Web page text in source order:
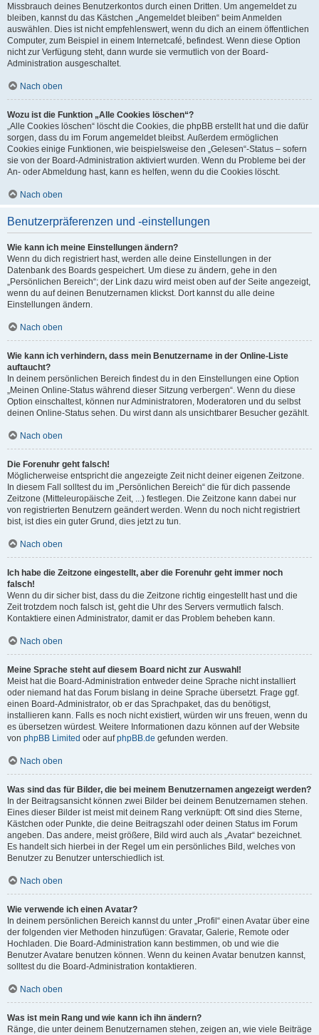
Missbrauch deines Benutzerkontos durch einen Dritten. Um angemeldet zu
bleiben, kannst du das Kästchen „Angemeldet bleiben“ beim Anmelden
auswählen. Dies ist nicht empfehlenswert, wenn du dich an einem öffentlichen
Computer, zum Beispiel in einem Internetcafé, befindest. Wenn diese Option
nicht zur Verfügung steht, dann wurde sie vermutlich von der Board-
Administration ausgeschaltet.
Nach oben
Wozu ist die Funktion „Alle Cookies löschen“?
„Alle Cookies löschen“ löscht die Cookies, die phpBB erstellt hat und die dafür
sorgen, dass du im Forum angemeldet bleibst. Außerdem ermöglichen
Cookies einige Funktionen, wie beispielsweise den „Gelesen“-Status – sofern
sie von der Board-Administration aktiviert wurden. Wenn du Probleme bei der
An- oder Abmeldung hast, kann es helfen, wenn du die Cookies löscht.
Nach oben
Benutzerpräferenzen und -einstellungen
Wie kann ich meine Einstellungen ändern?
Wenn du dich registriert hast, werden alle deine Einstellungen in der
Datenbank des Boards gespeichert. Um diese zu ändern, gehe in den
„Persönlichen Bereich“; der Link dazu wird meist oben auf der Seite angezeigt,
wenn du auf deinen Benutzernamen klickst. Dort kannst du alle deine
Einstellungen ändern.
Nach oben
Wie kann ich verhindern, dass mein Benutzername in der Online-Liste
auftaucht?
In deinem persönlichen Bereich findest du in den Einstellungen eine Option
„Meinen Online-Status während dieser Sitzung verbergen“. Wenn du diese
Option einschaltest, können nur Administratoren, Moderatoren und du selbst
deinen Online-Status sehen. Du wirst dann als unsichtbarer Besucher gezählt.
Nach oben
Die Forenuhr geht falsch!
Möglicherweise entspricht die angezeigte Zeit nicht deiner eigenen Zeitzone.
In diesem Fall solltest du im „Persönlichen Bereich“ die für dich passende
Zeitzone (Mitteleuropäische Zeit, ...) festlegen. Die Zeitzone kann dabei nur
von registrierten Benutzern geändert werden. Wenn du noch nicht registriert
bist, ist dies ein guter Grund, dies jetzt zu tun.
Nach oben
Ich habe die Zeitzone eingestellt, aber die Forenuhr geht immer noch
falsch!
Wenn du dir sicher bist, dass du die Zeitzone richtig eingestellt hast und die
Zeit trotzdem noch falsch ist, geht die Uhr des Servers vermutlich falsch.
Kontaktiere einen Administrator, damit er das Problem beheben kann.
Nach oben
Meine Sprache steht auf diesem Board nicht zur Auswahl!
Meist hat die Board-Administration entweder deine Sprache nicht installiert
oder niemand hat das Forum bislang in deine Sprache übersetzt. Frage ggf.
einen Board-Administrator, ob er das Sprachpaket, das du benötigst,
installieren kann. Falls es noch nicht existiert, würden wir uns freuen, wenn du
es übersetzen würdest. Weitere Informationen dazu können auf der Website
von phpBB Limited oder aufphpBB.de gefunden werden.
Nach oben
Was sind das für Bilder, die bei meinem Benutzernamen angezeigt werden?
In der Beitragsansicht können zwei Bilder bei deinem Benutzernamen stehen.
Eines dieser Bilder ist meist mit deinem Rang verknüpft: Oft sind dies Sterne,
Kästchen oder Punkte, die deine Beitragszahl oder deinen Status im Forum
angeben. Das andere, meist größere, Bild wird auch als „Avatar“ bezeichnet.
Es handelt sich hierbei in der Regel um ein persönliches Bild, welches von
Benutzer zu Benutzer unterschiedlich ist.
Nach oben
Wie verwende ich einen Avatar?
In deinem persönlichen Bereich kannst du unter „Profil“ einen Avatar über eine
der folgenden vier Methoden hinzufügen: Gravatar, Galerie, Remote oder
Hochladen. Die Board-Administration kann bestimmen, ob und wie die
Benutzer Avatare benutzen können. Wenn du keinen Avatar benutzen kannst,
solltest du die Board-Administration kontaktieren.
Nach oben
Was ist mein Rang und wie kann ich ihn ändern?
Ränge, die unter deinem Benutzernamen stehen, zeigen an, wie viele Beiträge